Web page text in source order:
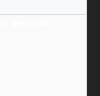
personal